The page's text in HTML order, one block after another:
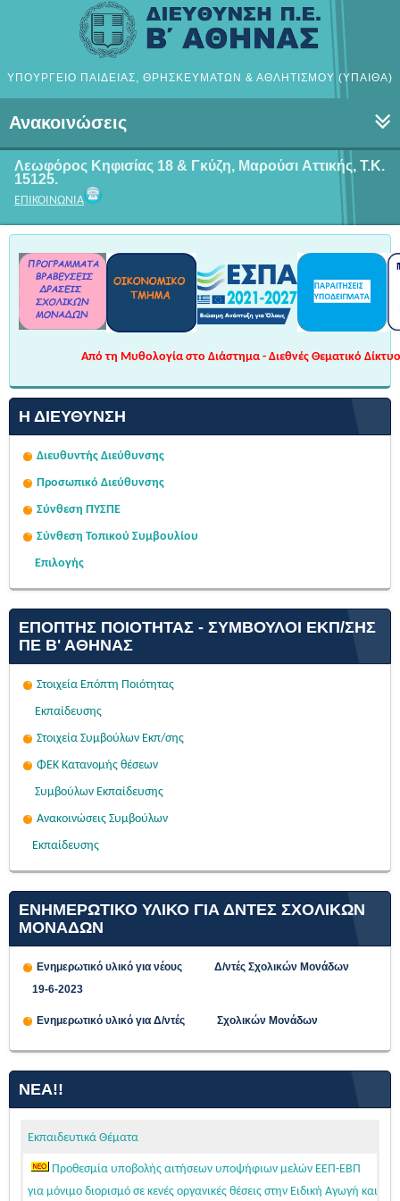
ΥΠΟΥΡΓΕΙΟ ΠΑΙΔΕΙΑΣ, ΘΡΗΣΚΕΥΜΑΤΩΝ & ΑΘΛΗΤΙΣΜΟΥ (ΥΠΑΙΘΑ)
Ανακοινώσεις
Λεωφόρος Κηφισίας 18 & Γκύζη, Μαρούσι Αττικής, Τ.Κ.
15125.
ΕΠΙΚΟΙΝΩΝΙΑ
Από τη Μυθολογία στο Διάστημα - Διεθνές Θεματικό
Η ΔΙΕΎΘΥΝΣΗ
Διευθυντής Διεύθυνσης
Προσωπικό Διεύθυνσης
Σύνθεση ΠΥΣΠΕ
Σύνθεση Τοπικού Συμβουλίου
Επιλογής
ΕΠΌΠΤΗΣ ΠΟΙΌΤΗΤΑΣ - ΣΎΜΒΟΥΛΟΙ ΕΚΠ/ΣΗΣ
ΠΕ Β' ΑΘΉΝΑΣ
Στοιχεία Επόπτη Ποιότητας
Εκπαίδευσης
Στοιχεία Συμβούλων Εκπ/σης
ΦΕΚ Κατανομής θέσεων
Συμβούλων Εκπαίδευσης
Ανακοινώσεις Συμβούλων
Εκπαίδευσης
ΕΝΗΜΕΡΩΤΙΚΟ ΥΛΙΚΟ ΓΙΑ ΔΝΤΕΣ ΣΧΟΛΙΚΩΝ
ΜΟΝΑΔΩΝ
Ενημερωτικό υλικό για νέους Δ/ντές Σχολικών Μονάδων
19-6-2023
Ενημερωτικό υλικό για Δ/ντές Σχολικών Μονάδων
ΝΈΑ!!
Εκπαιδευτικά Θέματα
Προθεσμία υποβολής αιτήσεων υποψήφιων μελών ΕΕΠ-ΕΒΠ
για μόνιμο διορισμό σε κενές οργανικές θέσεις στην Ειδική Αγωγή και